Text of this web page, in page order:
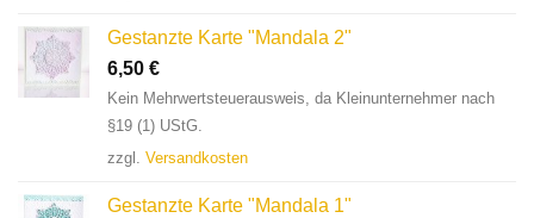
Gestanzte Karte "Mandala 2"
6,50 €
Kein Mehrwertsteuerausweis, da Kleinunternehmer nach
§19 (1) UStG.
zzgl. Versandkosten
Gestanzte Karte "Mandala 1"